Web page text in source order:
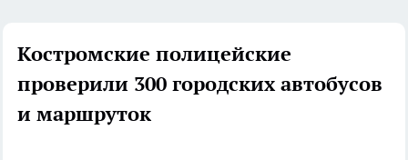
Костромские полицейские
проверили 300 городских автобусов
и маршруток